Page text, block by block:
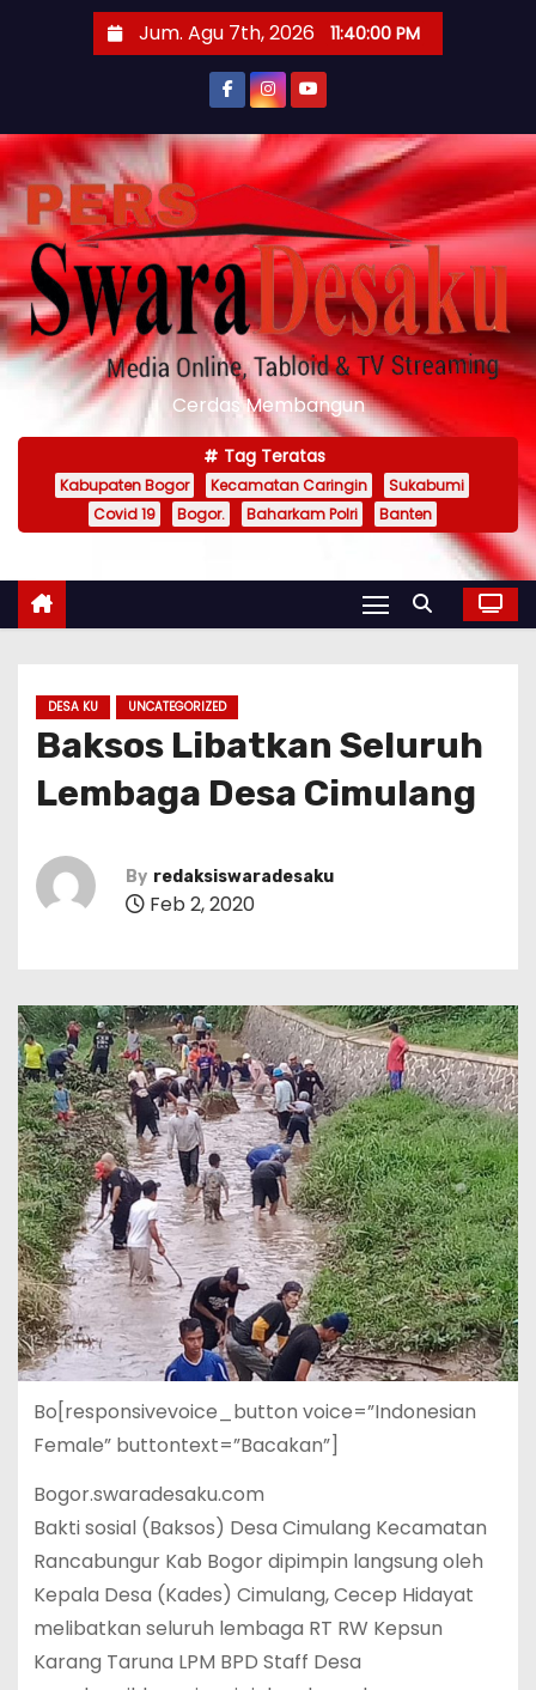
t
o
c
o
n
t
e
Jum. Agu 7th, 2026 11:40:01 PM
Cerdas Membangun
Tag Teratas
Kabupaten Bogor Kecamatan Caringin
Sukabumi
Covid 19
Bogor. Baharkam Polri Banten
DESA KU UNCATEGORIZED
Baksos Libatkan Seluruh
Lembaga Desa Cimulang
By redaksiswaradesaku
Feb 2, 2020
Bo[responsivevoice_button voice=”Indonesian
Female” buttontext=”Bacakan”]
Bogor.swaradesaku.com
Bakti sosial (Baksos) Desa Cimulang Kecamatan
Rancabungur Kab Bogor dipimpin langsung oleh
Kepala Desa (Kades) Cimulang, Cecep Hidayat
melibatkan seluruh lembaga RT RW Kepsun
Karang Taruna LPM BPD Staff Desa